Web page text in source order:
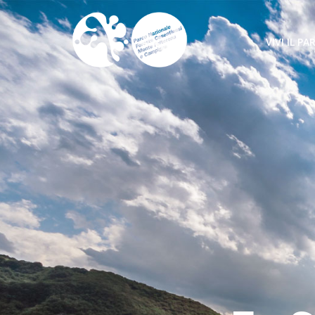
Salta al contenuto principale
VIVI IL
COME
SENTIERI
MARCHIO
DA VEDERE